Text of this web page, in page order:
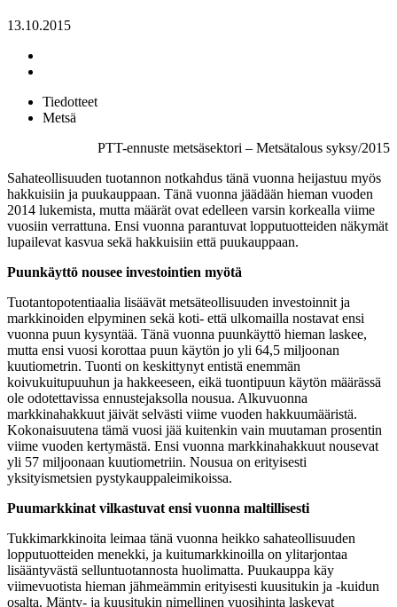
13.10.2015
Tiedotteet
Metsä
PTT-ennuste metsäsektori – Metsätalous syksy/2015
Sahateollisuuden tuotannon notkahdus tänä vuonna heijastuu myös
hakkuisiin ja puukauppaan. Tänä vuonna jäädään hieman vuoden
2014 lukemista, mutta määrät ovat edelleen varsin korkealla viime
vuosiin verrattuna. Ensi vuonna parantuvat lopputuotteiden näkymät
lupailevat kasvua sekä hakkuisiin että puukauppaan.
Puunkäyttö nousee investointien myötä
Tuotantopotentiaalia lisäävät metsäteollisuuden investoinnit ja
markkinoiden elpyminen sekä koti- että ulkomailla nostavat ensi
vuonna puun kysyntää. Tänä vuonna puunkäyttö hieman laskee,
mutta ensi vuosi korottaa puun käytön jo yli 64,5 miljoonan
kuutiometrin. Tuonti on keskittynyt entistä enemmän
koivukuitupuuhun ja hakkeeseen, eikä tuontipuun käytön määrässä
ole odotettavissa ennustejaksolla nousua. Alkuvuonna
markkinahakkuut jäivät selvästi viime vuoden hakkuumääristä.
Kokonaisuutena tämä vuosi jää kuitenkin vain muutaman prosentin
viime vuoden kertymästä. Ensi vuonna markkinahakkuut nousevat
yli 57 miljoonaan kuutiometriin. Nousua on erityisesti
yksityismetsien pystykauppaleimikoissa.
Puumarkkinat vilkastuvat ensi vuonna maltillisesti
Tukkimarkkinoita leimaa tänä vuonna heikko sahateollisuuden
lopputuotteiden menekki, ja kuitumarkkinoilla on ylitarjontaa
lisääntyvästä selluntuotannosta huolimatta. Puukauppa käy
viimevuotista hieman jähmeämmin erityisesti kuusitukin ja -kuidun
osalta. Mänty- ja kuusitukin nimellinen vuosihinta laskevat